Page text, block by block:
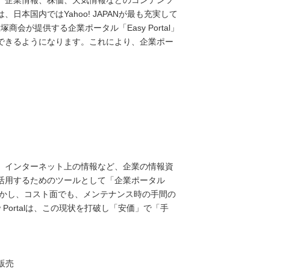
日本国内ではYahoo! JAPANが最も充実して
商会が提供する企業ポータル「Easy Portal」
るようになります。これにより、企業ポー
ンターネット上の情報など、企業の情報資
するためのツールとして「企業ポータル
し、コスト面でも、メンテナンス時の手間の
は、この現状を打破し「安価」で「手
売